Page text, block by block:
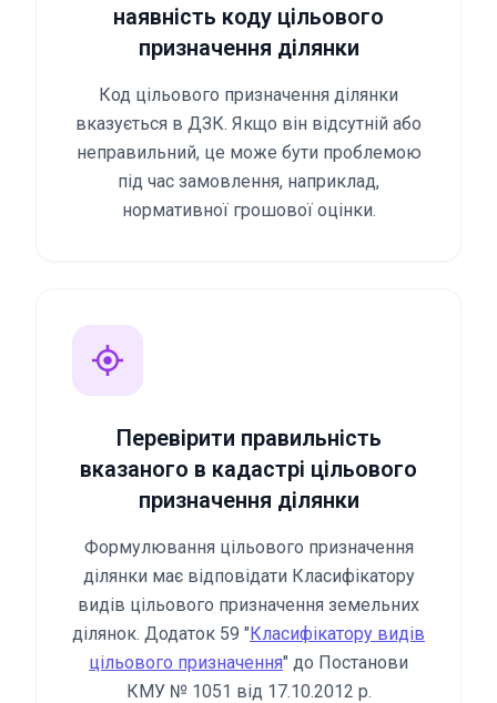
наявність коду цільового
призначення ділянки
Код цільового призначення ділянки
вказується в ДЗК. Якщо він відсутній або
неправильний, це може бути проблемою
під час замовлення, наприклад,
нормативної грошової оцінки.
Перевірити правильність
вказаного в кадастрі цільового
призначення ділянки
Формулювання цільового призначення
ділянки має відповідати Класифікатору
видів цільового призначення земельних
ділянок. Додаток 59 "Класифікатору видів
цільового призначення" до Постанови
КМУ № 1051 від 17.10.2012 р.